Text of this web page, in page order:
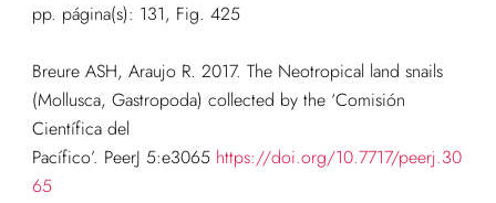
pp. página(s): 131, Fig. 425
Breure ASH, Araujo R. 2017. The Neotropical land snails
(Mollusca, Gastropoda) collected by the ‘Comisión
Científica del
Pacífico’. PeerJ 5:e3065 https://doi.org/10.7717/peerj.30
65